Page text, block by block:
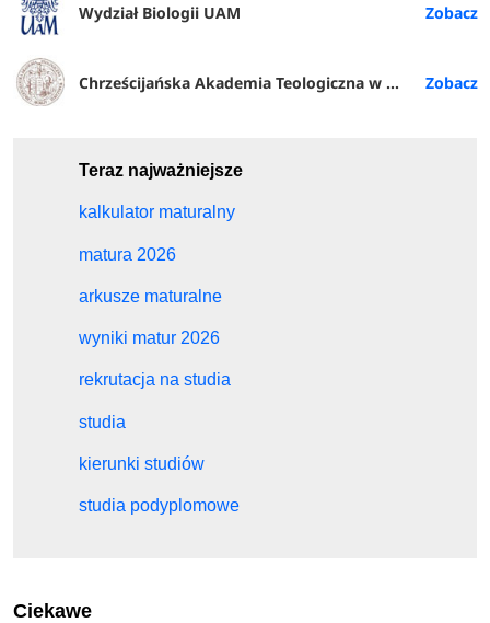
Wydział Biologii UAM
Chrześcijańska Akademia Teologiczna w Warszawie
Teraz najważniejsze
kalkulator maturalny
matura 2026
arkusze maturalne
wyniki matur 2026
rekrutacja na studia
studia
kierunki studiów
studia podyplomowe
Ciekawe